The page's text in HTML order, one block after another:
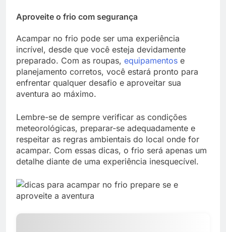
Aproveite o frio com segurança
Acampar no frio pode ser uma experiência
incrível, desde que você esteja devidamente
preparado. Com as roupas, equipamentos e
planejamento corretos, você estará pronto para
enfrentar qualquer desafio e aproveitar sua
aventura ao máximo.
Lembre-se de sempre verificar as condições
meteorológicas, preparar-se adequadamente e
respeitar as regras ambientais do local onde for
acampar. Com essas dicas, o frio será apenas um
detalhe diante de uma experiência inesquecível.